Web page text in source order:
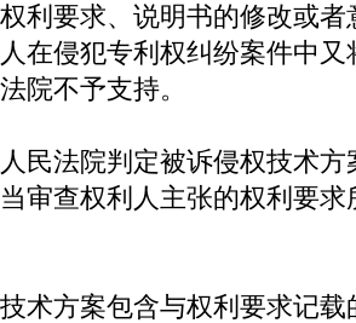
利要求、说明书的修改或
在侵犯专利权纠纷案件中
院不予支持。
民法院判定被诉侵权技术方
审查权利人主张的权利要
方案包含与权利要求记载